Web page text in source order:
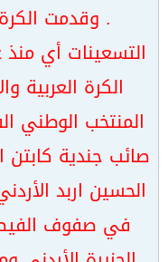
. وقدمت
التسعينات أي
الكرة العربية
المنتخب الوطني
صائب جندية
الحسين اربد
في صفوف